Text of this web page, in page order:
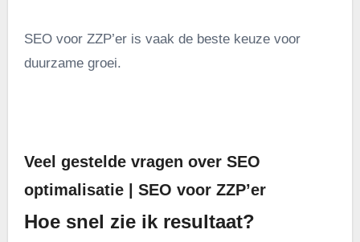
SEO voor ZZP’er is vaak de beste keuze voor
duurzame groei.
Veel gestelde vragen over SEO
optimalisatie | SEO voor ZZP’er
Hoe snel zie ik resultaat?